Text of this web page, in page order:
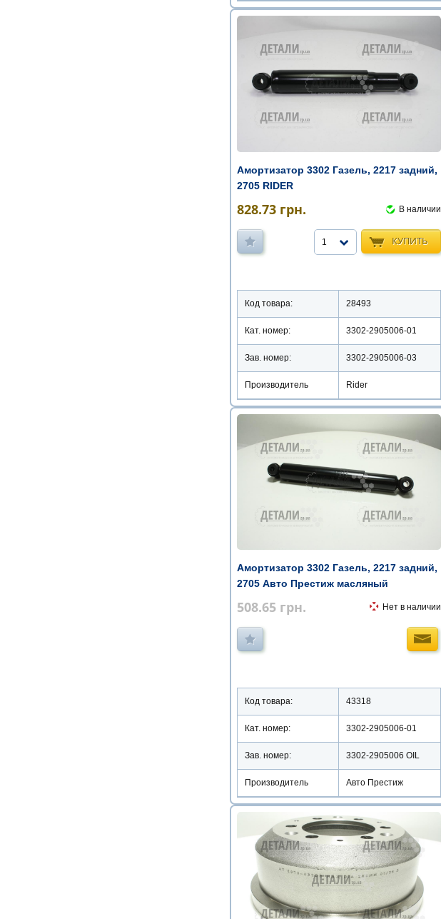
Амортизатор 3302 Газель, 2217 задний,
2705 RIDER
828.73 грн. В наличии
КУПИТЬ
1
Код товара: 28493
Кат. номер: 3302-2905006-01
Зав. номер: 3302-2905006-03
Производитель Rider
Амортизатор 3302 Газель, 2217 задний,
2705 Авто Престиж масляный
508.65 грн. Нет в наличии
Код товара: 43318
Кат. номер: 3302-2905006-01
Зав. номер: 3302-2905006 OIL
Производитель Авто Престиж